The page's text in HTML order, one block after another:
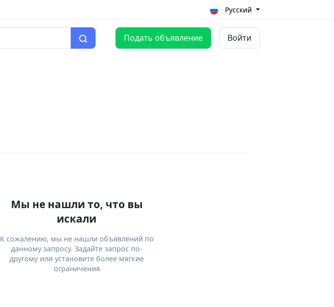
Русский
Подать объявление Войти
Мы не нашли то, что вы
искали
К сожалению, мы не нашли объявлений по
данному запросу. Задайте запрос по-
другому или установите более мягкие
ограничения